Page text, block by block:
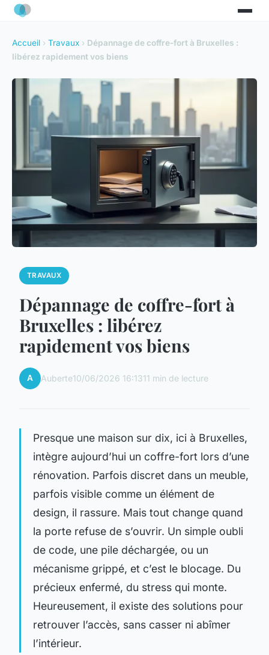
Accueil › Travaux › Dépannage de coffre-fort à Bruxelles :
libérez rapidement vos biens
TRAVAUX
Dépannage de coffre-fort à
Bruxelles : libérez
rapidement vos biens
A Auberte10/06/2026 16:1311 min de lecture
Presque une maison sur dix, ici à Bruxelles,
intègre aujourd’hui un coffre-fort lors d’une
rénovation. Parfois discret dans un meuble,
parfois visible comme un élément de
design, il rassure. Mais tout change quand
la porte refuse de s’ouvrir. Un simple oubli
de code, une pile déchargée, ou un
mécanisme grippé, et c’est le blocage. Du
précieux enfermé, du stress qui monte.
Heureusement, il existe des solutions pour
retrouver l’accès, sans casser ni abîmer
l’intérieur.